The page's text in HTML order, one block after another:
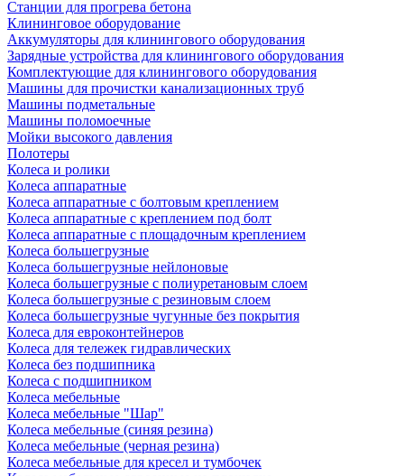
Станции для прогрева бетона
Клининговое оборудование
Аккумуляторы для клинингового оборудования
Зарядные устройства для клинингового оборудования
Комплектующие для клинингового оборудования
Машины для прочистки канализационных труб
Машины подметальные
Машины поломоечные
Мойки высокого давления
Полотеры
Колеса и ролики
Колеса аппаратные
Колеса аппаратные с болтовым креплением
Колеса аппаратные с креплением под болт
Колеса аппаратные с площадочным креплением
Колеса большегрузные
Колеса большегрузные нейлоновые
Колеса большегрузные с полиуретановым слоем
Колеса большегрузные с резиновым слоем
Колеса большегрузные чугунные без покрытия
Колеса для евроконтейнеров
Колеса для тележек гидравлических
Колеса без подшипника
Колеса с подшипником
Колеса мебельные
Колеса мебельные "Шар"
Колеса мебельные (синяя резина)
Колеса мебельные (черная резина)
Колеса мебельные для кресел и тумбочек